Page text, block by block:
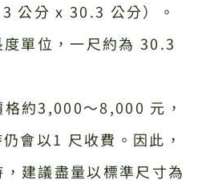
公分 x 30.3 公分）。
度單位，一尺約為 30.3
格約3,000～8,000 元，
會以1 尺收費。因此，
建議盡量以標準尺寸為